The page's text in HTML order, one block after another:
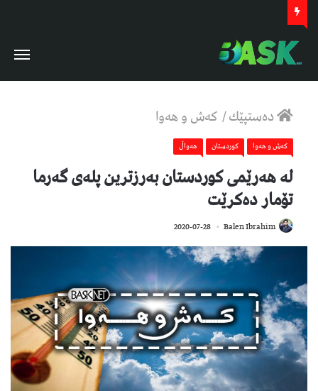
دەستپێك/ كەش و هەوا
كەش و هەوا كوردستان هەواڵ
لە ھەرێمی كوردستان بەرزترین پلەی گەرما
تۆمار دەكرێت
Balen Ibrahim
2020-07-28